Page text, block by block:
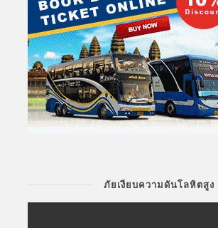
ภัยเงียบความดันโลหิตสูง